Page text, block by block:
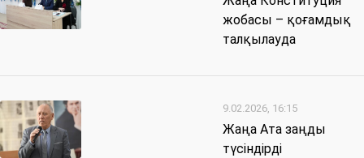
жобасы – қоғамдық
талқылауда
9.02.2026, 16:15
Жаңа Ата заңды
түсіндірді